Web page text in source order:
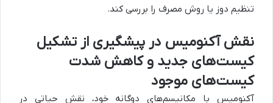
تنظیم دوز یا روش مصرف را بررسی کند.
نقش آکنومیس در پیشگیری از تشکیل
کیست‌های جدید و کاهش شدت
کیست‌های موجود
آکنومیس با مکانیسم‌های دوگانه خود، نقش حیاتی در